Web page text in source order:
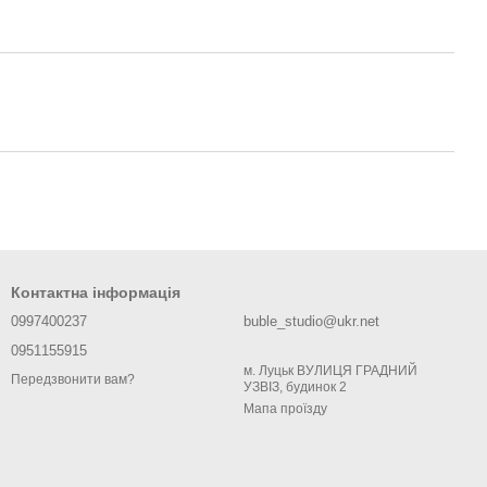
Контактна інформація
0997400237
0951155915
Передзвонити вам?
buble_studio@ukr.net
м. Луцьк ВУЛИЦЯ ГРАДНИЙ
УЗВІЗ, будинок 2
Мапа проїзду